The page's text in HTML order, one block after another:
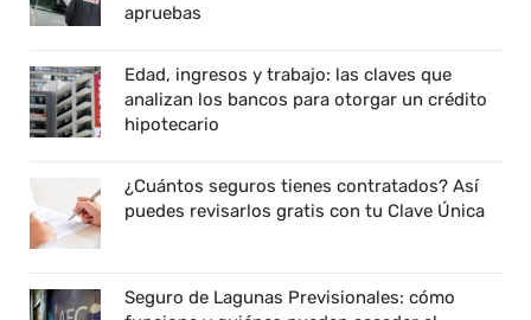
apruebas
Edad, ingresos y trabajo: las claves que
analizan los bancos para otorgar un crédito
hipotecario
¿Cuántos seguros tienes contratados? Así
puedes revisarlos gratis con tu Clave Única
Seguro de Lagunas Previsionales: cómo